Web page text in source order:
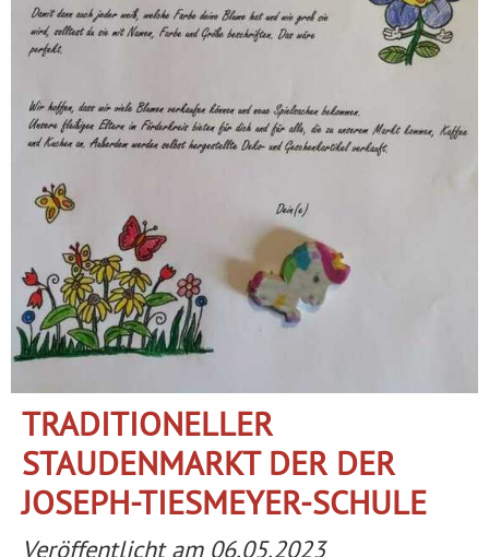
TRADITIONELLER
STAUDENMARKT DER DER
JOSEPH-TIESMEYER-SCHULE
Veröffentlicht am 06.05.2023